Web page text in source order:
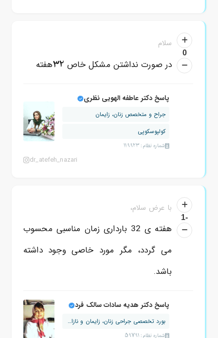
0
سلام
در صورت نداشتن مشکل خاص32هفته
پاسخ دکتر عاطفه الهویی نظری
جراح و متخصص زنان، زایمان
کولپوسکوپی
شماره نظام: 119923
dr_atefeh_nazari
-1
با عرض سلام،
هفته ی 32 بارداری زمان مناسبی محسوب
می گردد، مگر مورد خاصی وجود داشته
باشد.
پاسخ دکتر هدیه سادات سالک فرد
بورد تخصصی جراحی زنان، زایمان و نازایی
شماره نظام: 59791